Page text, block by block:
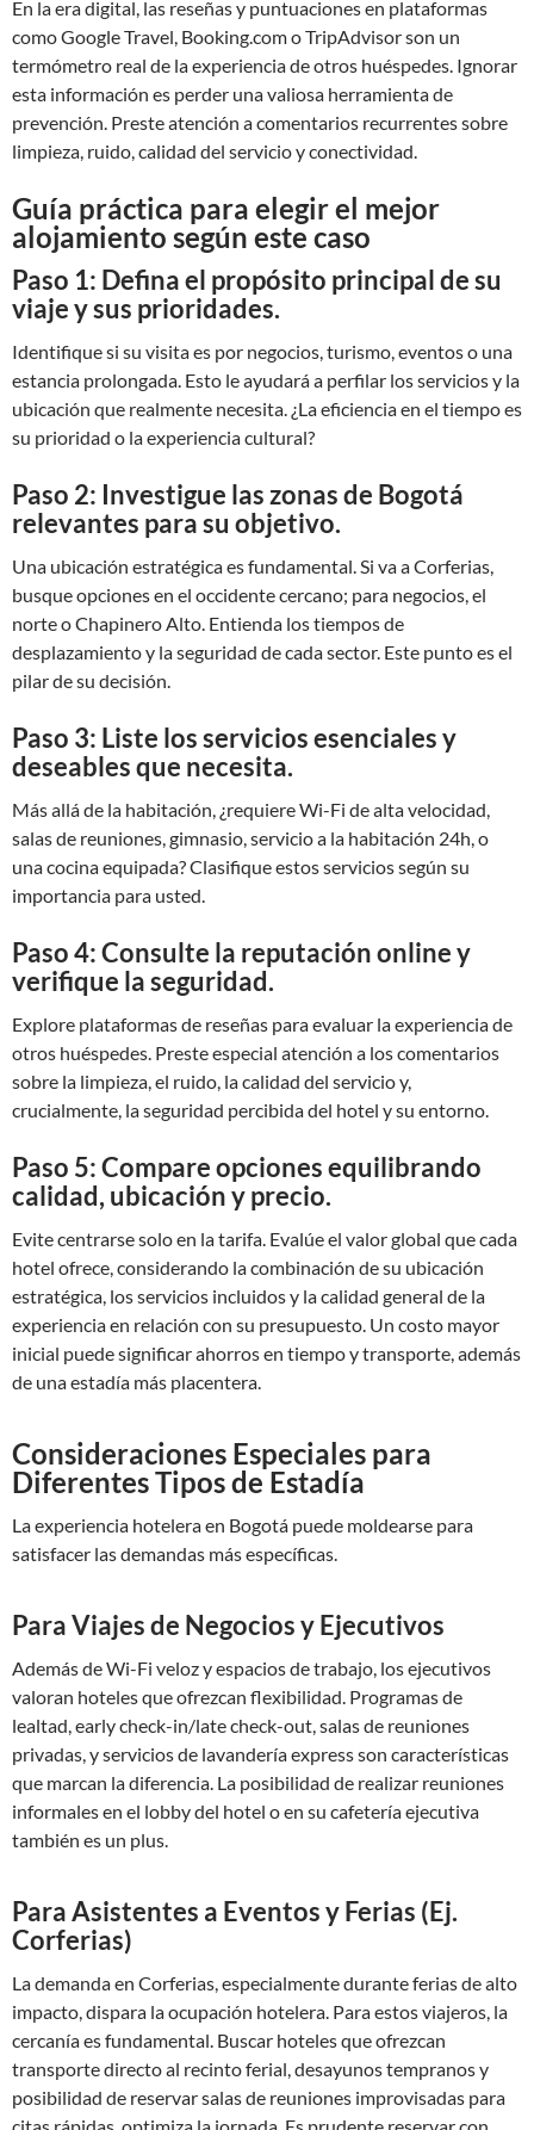
En la era digital, las reseñas y puntuaciones en plataformas
como Google Travel, Booking.com o TripAdvisor son un
termómetro real de la experiencia de otros huéspedes. Ignorar
esta información es perder una valiosa herramienta de
prevención. Preste atención a comentarios recurrentes sobre
limpieza, ruido, calidad del servicio y conectividad.
Guía práctica para elegir el mejor
alojamiento según este caso
Paso 1: Defina el propósito principal de su
viaje y sus prioridades.
Identifique si su visita es por negocios, turismo, eventos o una
estancia prolongada. Esto le ayudará a perfilar los servicios y la
ubicación que realmente necesita. ¿La eficiencia en el tiempo es
su prioridad o la experiencia cultural?
Paso 2: Investigue las zonas de Bogotá
relevantes para su objetivo.
Una ubicación estratégica es fundamental. Si va a Corferias,
busque opciones en el occidente cercano; para negocios, el
norte o Chapinero Alto. Entienda los tiempos de
desplazamiento y la seguridad de cada sector. Este punto es el
pilar de su decisión.
Paso 3: Liste los servicios esenciales y
deseables que necesita.
Más allá de la habitación, ¿requiere Wi-Fi de alta velocidad,
salas de reuniones, gimnasio, servicio a la habitación 24h, o
una cocina equipada? Clasifique estos servicios según su
importancia para usted.
Paso 4: Consulte la reputación online y
verifique la seguridad.
Explore plataformas de reseñas para evaluar la experiencia de
otros huéspedes. Preste especial atención a los comentarios
sobre la limpieza, el ruido, la calidad del servicio y,
crucialmente, la seguridad percibida del hotel y su entorno.
Paso 5: Compare opciones equilibrando
calidad, ubicación y precio.
Evite centrarse solo en la tarifa. Evalúe el valor global que cada
hotel ofrece, considerando la combinación de su ubicación
estratégica, los servicios incluidos y la calidad general de la
experiencia en relación con su presupuesto. Un costo mayor
inicial puede significar ahorros en tiempo y transporte, además
de una estadía más placentera.
Consideraciones Especiales para
Diferentes Tipos de Estadía
La experiencia hotelera en Bogotá puede moldearse para
satisfacer las demandas más específicas.
Para Viajes de Negocios y Ejecutivos
Además de Wi-Fi veloz y espacios de trabajo, los ejecutivos
valoran hoteles que ofrezcan flexibilidad. Programas de
lealtad, early check-in/late check-out, salas de reuniones
privadas, y servicios de lavandería express son características
que marcan la diferencia. La posibilidad de realizar reuniones
informales en el lobby del hotel o en su cafetería ejecutiva
también es un plus.
Para Asistentes a Eventos y Ferias (Ej.
Corferias)
La demanda en Corferias, especialmente durante ferias de alto
impacto, dispara la ocupación hotelera. Para estos viajeros, la
cercanía es fundamental. Buscar hoteles que ofrezcan
transporte directo al recinto ferial, desayunos tempranos y
posibilidad de reservar salas de reuniones improvisadas para